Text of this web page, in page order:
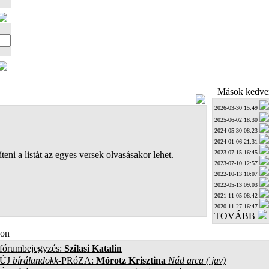
a listát az egyes versek olvasásakor lehet.
Mások
2026-03-30 15:49
2025-06-02 18:30
2024-05-30 08:23
2024-01-06 21:31
2023-07-15 16:45
2023-07-10 12:57
2022-10-13 10:07
2022-05-13 09:03
2021-11-05 08:42
2020-11-27 16:47
TOVÁBB
Szilasi Katalin
bírálandokk-PRóZA: Mórotz Krisztina Nád arca ( jav)